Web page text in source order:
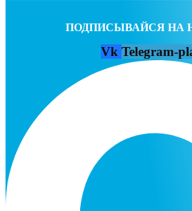
ПОДПИСЫВАЙСЯ НА
Vk Telegram-